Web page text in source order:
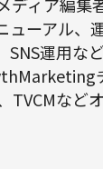
ューアル、
SNS運用な
TVCMなど